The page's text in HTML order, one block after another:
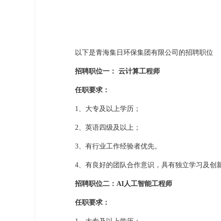
以下是青海集日环保集团有限公司的招聘职位
招聘职位一： 云计算工程师
任职要求：
1、大专及以上学历；
2、英语四级及以上；
3、有行业工作经验者优先。
4、有良好的团队合作意识，具有独立学习及创
招聘职位二：AI人工智能工程师
任职要求：